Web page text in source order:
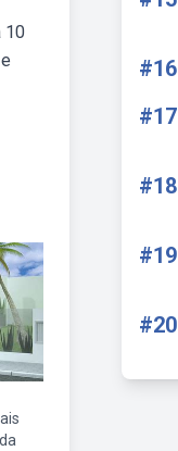
10
#16
#17
#18
#19
#20